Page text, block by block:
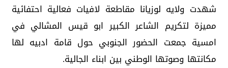
شهدت ولايه لوزيانا مقاطعة لافيات فعالية احتفائية
مميزة لتكريم الشاعر الكبير ابو قيس المشالي في
امسية جمعت الحضور الجنوبي حول قامة ادبيه لها
مكانتها وصوتها الوطني بين ابناء الجالية.